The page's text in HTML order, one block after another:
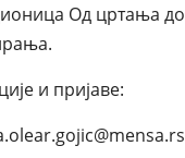
Од цртања до
и пријаве: